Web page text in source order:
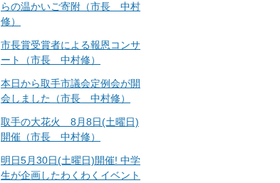
らの温かいご寄附（市長 中村
修）
市長賞受賞者による報恩コンサ
ート（市長 中村修）
本日から取手市議会定例会が開
会しました（市長 中村修）
取手の大花火 8月8日(土曜日)
開催（市長 中村修）
明日5月30日(土曜日)開催! 中学
生が企画したわくわくイベント